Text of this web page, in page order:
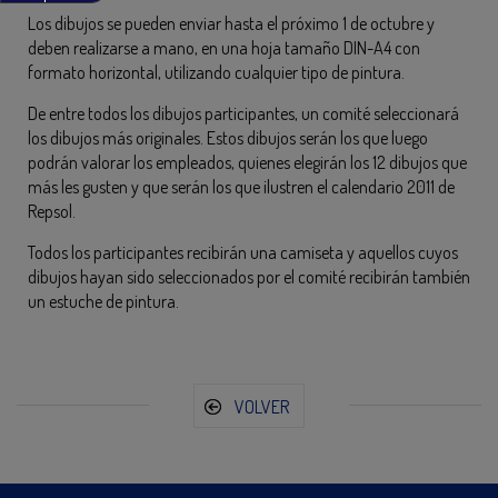
Los dibujos se pueden enviar hasta el próximo 1 de octubre y
deben realizarse a mano, en una hoja tamaño DIN-A4 con
formato horizontal, utilizando cualquier tipo de pintura.
De entre todos los dibujos participantes, un comité seleccionará
los dibujos más originales. Estos dibujos serán los que luego
podrán valorar los empleados, quienes elegirán los 12 dibujos que
más les gusten y que serán los que ilustren el calendario 2011 de
Repsol.
Todos los participantes recibirán una camiseta y aquellos cuyos
dibujos hayan sido seleccionados por el comité recibirán también
un estuche de pintura.
VOLVER